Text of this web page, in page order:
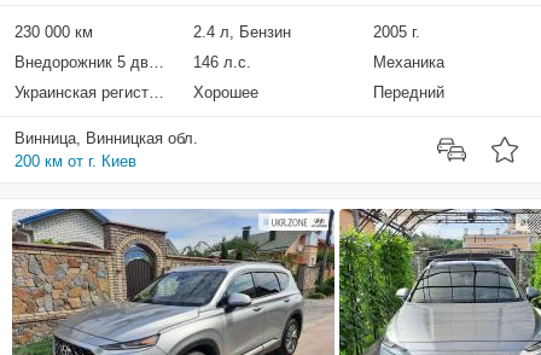
230 000 км 2.4 л, Бензин
2005 г.
Внедорожник 5 дверей
146 л.с.
Механика
Украинская регистрация
Хорошее Передний
Винница, Винницкая обл.
200 км от г. Киев